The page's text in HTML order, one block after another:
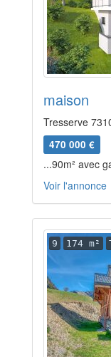
maison
Tresserve
470 000 €
...90m² avec
Voir l'annonce
9 174 m²